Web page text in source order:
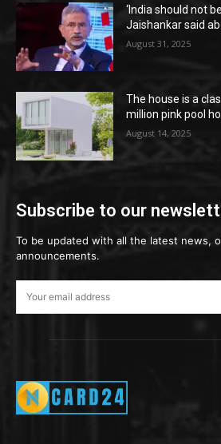
‘India should not
Jaishankar said
August 31, 2025
The house is a
million pink pool
August 14, 2025
Subscribe to our
To be updated with all the latest news,
announcements.